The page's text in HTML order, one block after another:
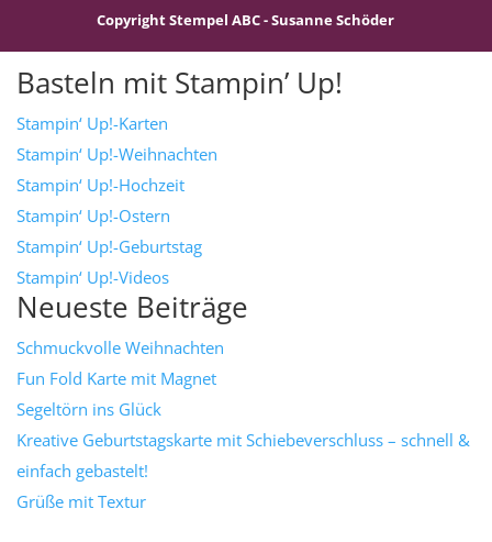
Copyright Stempel ABC - Susanne Schöder
Basteln mit Stampin’ Up!
Stampin‘ Up!-Karten
Stampin‘ Up!-Weihnachten
Stampin‘ Up!-Hochzeit
Stampin‘ Up!-Ostern
Stampin‘ Up!-Geburtstag
Stampin‘ Up!-Videos
Neueste Beiträge
Schmuckvolle Weihnachten
Fun Fold Karte mit Magnet
Segeltörn ins Glück
Kreative Geburtstagskarte mit Schiebeverschluss – schnell &
einfach gebastelt!
Grüße mit Textur